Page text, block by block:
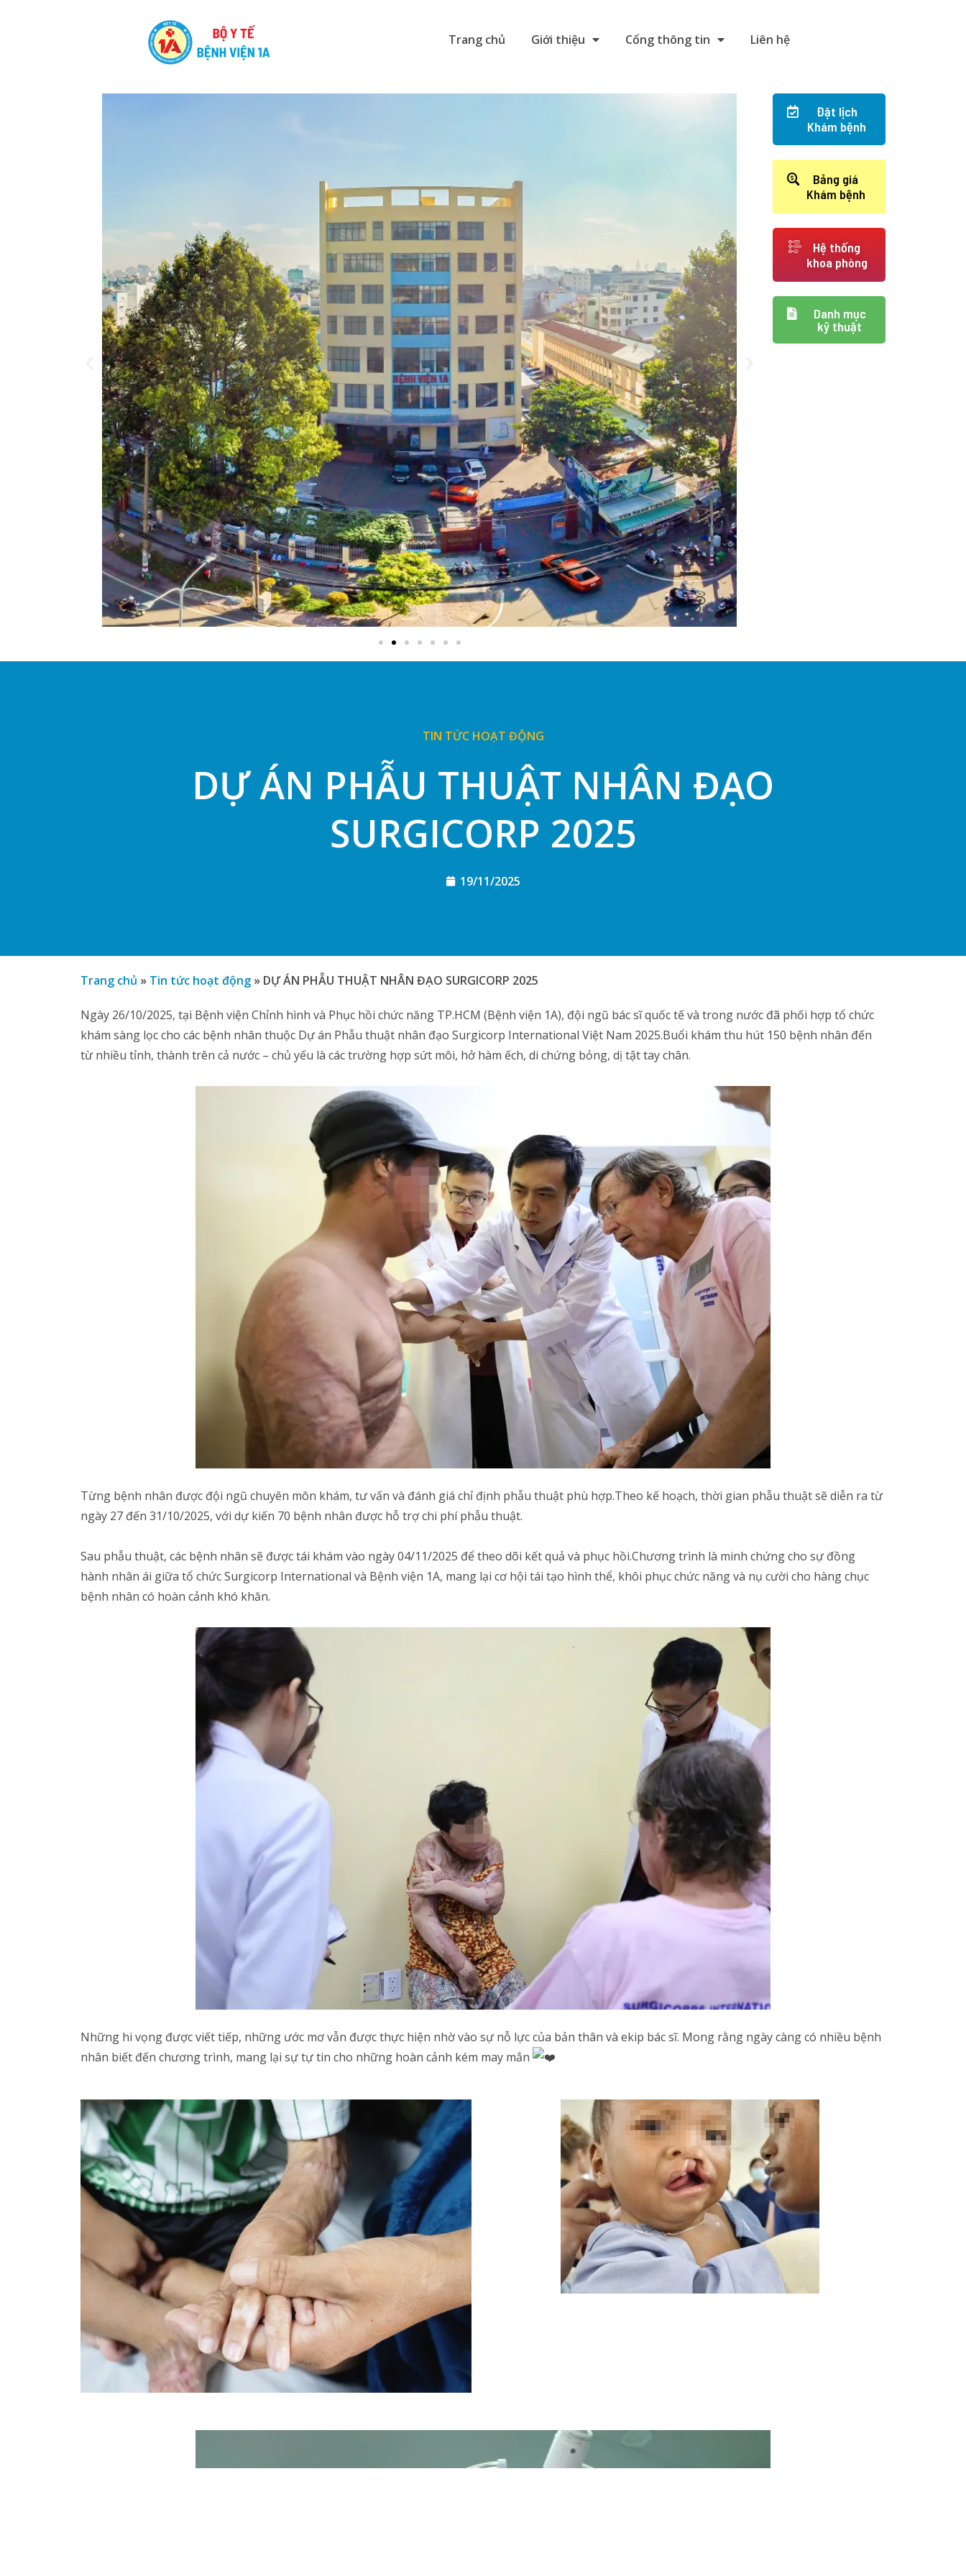
Trang chủ Giới thiệu Cổng thông tin Liên hệ
Đặt lịch
Khám bệnh
Bảng giá
Khám bệnh
Hệ thống
khoa phòng
Danh mục
kỹ thuật
TIN TỨC HOẠT ĐỘNG
DỰ ÁN PHẪU THUẬT NHÂN ĐẠO
SURGICORP 2025
19/11/2025
Trang chủ » Tin tức hoạt động » DỰ ÁN PHẪU THUẬT NHÂN ĐẠO SURGICORP 2025
Ngày 26/10/2025, tại Bệnh viện Chỉnh hình và Phục hồi chức năng TP.HCM (Bệnh viện 1A), đội ngũ bác sĩ quốc tế và trong nước đã phối hợp tổ chức
khám sàng lọc cho các bệnh nhân thuộc Dự án Phẫu thuật nhân đạo Surgicorp International Việt Nam 2025.Buổi khám thu hút 150 bệnh nhân đến
từ nhiều tỉnh, thành trên cả nước – chủ yếu là các trường hợp sứt môi, hở hàm ếch, di chứng bỏng, dị tật tay chân.
Từng bệnh nhân được đội ngũ chuyên môn khám, tư vấn và đánh giá chỉ định phẫu thuật phù hợp.Theo kế hoạch, thời gian phẫu thuật sẽ diễn ra từ
ngày 27 đến 31/10/2025, với dự kiến 70 bệnh nhân được hỗ trợ chi phí phẫu thuật.
Sau phẫu thuật, các bệnh nhân sẽ được tái khám vào ngày 04/11/2025 để theo dõi kết quả và phục hồi.Chương trình là minh chứng cho sự đồng
hành nhân ái giữa tổ chức Surgicorp International và Bệnh viện 1A, mang lại cơ hội tái tạo hình thể, khôi phục chức năng và nụ cười cho hàng chục
bệnh nhân có hoàn cảnh khó khăn.
Những hi vọng được viết tiếp, những ước mơ vẫn được thực hiện nhờ vào sự nỗ lực của bản thân và ekip bác sĩ. Mong rằng ngày càng có nhiều bệnh
nhân biết đến chương trình, mang lại sự tự tin cho những hoàn cảnh kém may mắn